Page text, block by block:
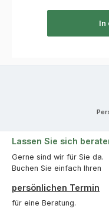
In
Lassen Sie sich
Gerne sind wir für Sie da.
Buchen Sie einfach Ihren
persönlichen Termin
für eine Beratung.